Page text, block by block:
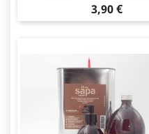
Hinta
3,90 €